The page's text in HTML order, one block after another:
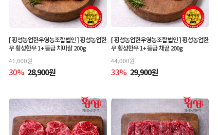
[ 횡성농업한우영농조합법인 ]횡성농업한
우 횡성한우 1+ 등급 치마살 200g
41,000원
30% 28,900원
[ 횡성농업한우영농조합법인 ]횡성농업한
우 횡성한우 1+ 등급 채끝 200g
44,000원
33% 29,900원